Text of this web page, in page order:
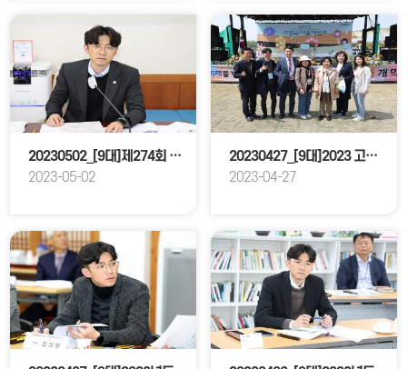
20230502_[9대]제274회 고양특례시의회 임시회_문화복지위원회
2023-05-02
20230427_[9대]2023 고양국제꽃박람회 개막식
2023-04-27